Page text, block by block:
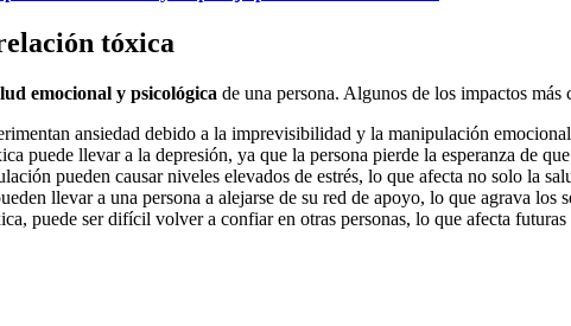
tóxica
emocional y psicológica de una persona. Algunos de los impactos más
ansiedad debido a la imprevisibilidad y la manipulación
puede llevar a la depresión, ya que la persona pierde la esperanza de
pueden causar niveles elevados de estrés, lo que afecta no solo la
llevar a una persona a alejarse de su red de apoyo, lo que agrava los
puede ser difícil volver a confiar en otras personas, lo que afecta futuras